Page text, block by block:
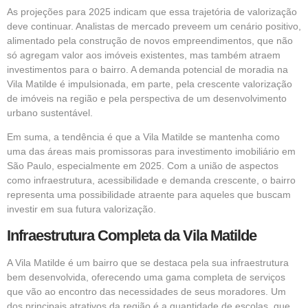
As projeções para 2025 indicam que essa trajetória de valorização
deve continuar. Analistas de mercado preveem um cenário positivo,
alimentado pela construção de novos empreendimentos, que não
só agregam valor aos imóveis existentes, mas também atraem
investimentos para o bairro. A demanda potencial de moradia na
Vila Matilde é impulsionada, em parte, pela crescente valorização
de imóveis na região e pela perspectiva de um desenvolvimento
urbano sustentável.
Em suma, a tendência é que a Vila Matilde se mantenha como
uma das áreas mais promissoras para investimento imobiliário em
São Paulo, especialmente em 2025. Com a união de aspectos
como infraestrutura, acessibilidade e demanda crescente, o bairro
representa uma possibilidade atraente para aqueles que buscam
investir em sua futura valorização.
Infraestrutura Completa da Vila Matilde
A Vila Matilde é um bairro que se destaca pela sua infraestrutura
bem desenvolvida, oferecendo uma gama completa de serviços
que vão ao encontro das necessidades de seus moradores. Um
dos principais atrativos da região é a quantidade de escolas, que